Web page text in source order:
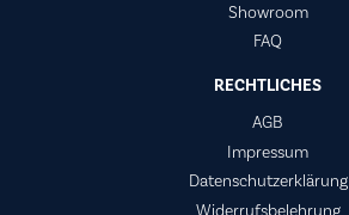
Showroom
FAQ
RECHTLICHES
AGB
Impressum
Datenschutzerklärung